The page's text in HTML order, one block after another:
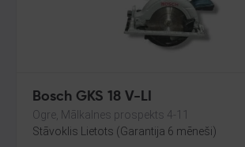
Bosch GKS 18 V-LI
Ogre, Mālkalnes prospekts 4-11
Stāvoklis Lietots (Garantija 6 mēneši)